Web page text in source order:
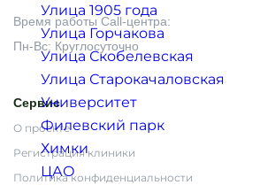
Улица 1905 года
Улица Горчакова
Улица Скобелевская
Улица Старокачаловская
Университет
Филевский парк
Химки
ЦАО
Сервис
О проекте
Регистрация клиники
Политика конфиденциальности
Время работы Call-центра:
Пн-Вс: Круглосуточно